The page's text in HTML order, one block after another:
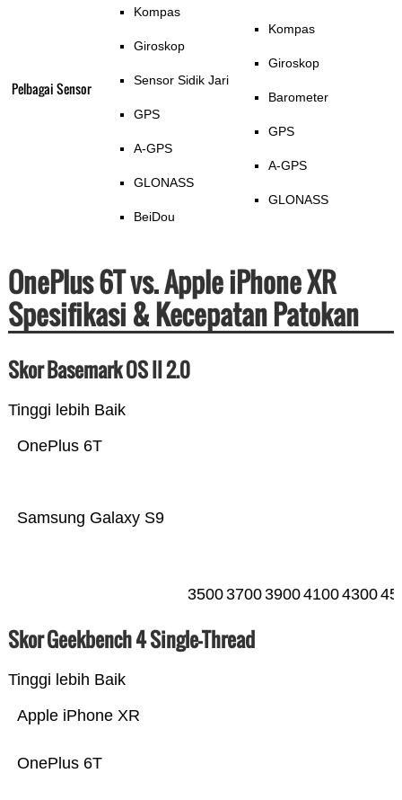
Pelbagai Sensor
Kompas
Giroskop
Sensor Sidik Jari
GPS
A-GPS
GLONASS
BeiDou
Kompas
Giroskop
Barometer
GPS
A-GPS
GLONASS
OnePlus 6T vs. Apple iPhone XR
Spesifikasi & Kecepatan Patokan
Skor Basemark OS II 2.0
Tinggi lebih Baik
Samsung Galaxy S9
OnePlus 6T
35003700390041004300
Skor Geekbench 4 Single-Thread
Tinggi lebih Baik
OnePlus 6T
Apple iPhone XR